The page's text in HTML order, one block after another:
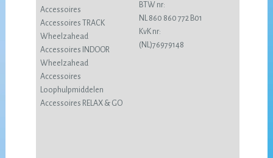
Accessoires
Accessoires TRACK
Wheelzahead
Accessoires INDOOR
Wheelzahead
Accessoires
Loophulpmiddelen
Accessoires RELAX & GO
BTW nr:
NL 860 860 772 B01
KvK nr:
(NL)76979148